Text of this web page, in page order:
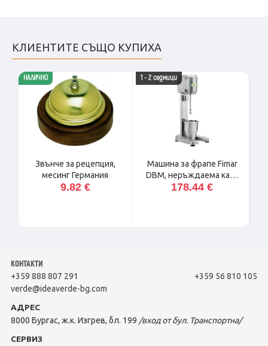
КЛИЕНТИТЕ СЪЩО КУПИХА
НАЛИЧНО
Звънче за рецепция,
месинг Германия
9.82 €
1 - 2 седмици
Машина за фрапе Fimar
DBM, неръждаема кана
0,8 л
178.44 €
КОНТАКТИ
+359 888 807 291
+359 56 810 105
verde@ideaverde-bg.com
АДРЕС
8000 Бургас, ж.к. Изгрев, бл. 199 /вход от бул. Транспортна/
СЕРВИЗ